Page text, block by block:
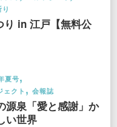
り
り in 江戸【無料公
夏号
ェクト
会報誌
源泉「愛と感謝」か
い世界